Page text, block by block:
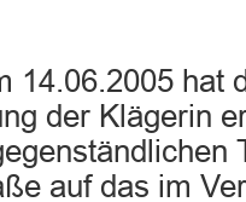
14.06.2005 hat
der Klägerin
auf das im